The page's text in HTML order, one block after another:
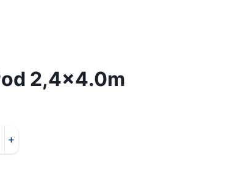
2,4×4.0m